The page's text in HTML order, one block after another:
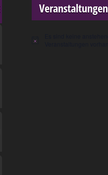
Veranstaltungen
Hinweis